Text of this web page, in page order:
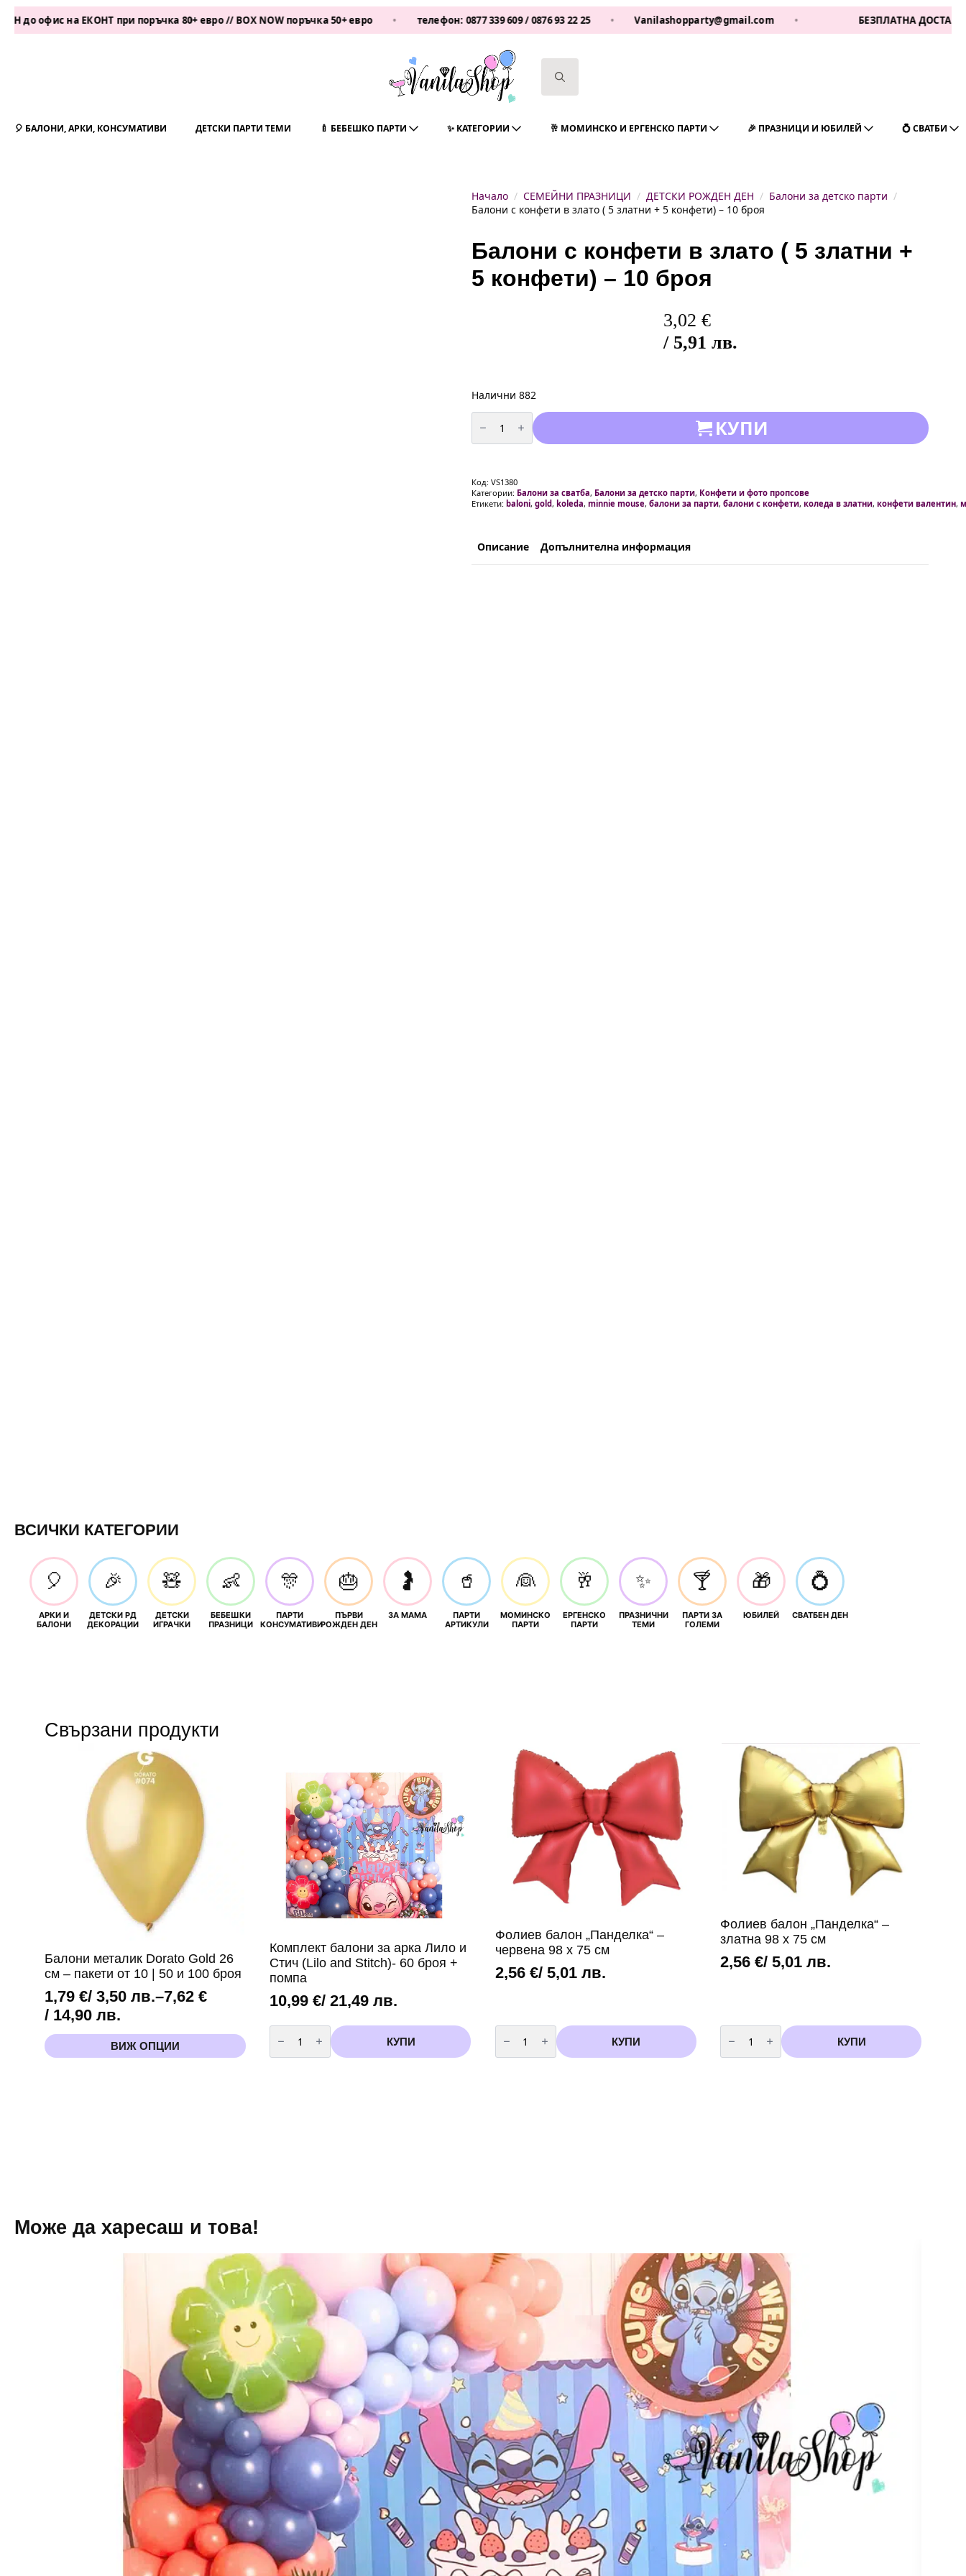
на ЕКОНТ при поръчка 80+ евро // BOX NOW поръчка 50+ евро • телефон:0877 339 609/0876 93 22 25 • Vanilashopparty@gmail.com • БЕЗПЛАТНА ДОСТАВКА ЗА 1
🎈 БАЛОНИ, АРКИ, КОНСУМАТИВИ ДЕТСКИ ПАРТИ ТЕМИ 🍼 БЕБЕШКО ПАРТИ ✨ КАТЕГОРИИ 🥂 МОМИНСКО И ЕРГЕНСКО ПАРТИ 🎉 ПРАЗНИЦИ И ЮБИЛЕЙ 💍 СВАТБИ
Начало СЕМЕЙНИ ПРАЗНИЦИ ДЕТСКИ РОЖДЕН ДЕН
Балони за детско парти
Балони с конфети в злато ( 5 златни + 5 конфети) – 10 броя
Балони с конфети в злато ( 5 златни +
5 конфети) – 10 броя
3,02 €
/ 5,91 лв.
Налични 882
количество
за
Балони
с
злато
(
5
златни
КУПИ
Код: VS1380
Категории: Балони за сватба, Балони за детско парти, Конфети и фото пропсове
Етикети: baloni, gold, koleda, minnie mouse, балони за парти, балони с конфети, коледа в златни, конфети валентин,
Описание Допълнителна информация
ВСИЧКИ КАТЕГОРИИ
🎈
АРКИ И
БАЛОНИ
🎉
ДЕТСКИ РД
ДЕКОРАЦИИ
🧸
ДЕТСКИ
ИГРАЧКИ
👶
БЕБЕШКИ
ПРАЗНИЦИ
🎊
ПАРТИ
КОНСУМАТИВИ
🎂
ПЪРВИ
РОЖДЕН ДЕН
🤰
ЗА МАМА
🥤
ПАРТИ
АРТИКУЛИ
👰
МОМИНСКО
ПАРТИ
🥂
ЕРГЕНСКО
ПАРТИ
✨
ПРАЗНИЧНИ
ТЕМИ
🍸
ПАРТИ ЗА
ГОЛЕМИ
🎁
ЮБИЛЕЙ
💍
СВАТБЕН ДЕН
Свързани продукти
Балони металик Dorato Gold 26
см – пакети от 10 | 50 и 100 броя
1,79 €/ 3,50 лв.–7,62 €
/ 14,90 лв.
Price
range:
1,79 €
ВИЖ ОПЦИИ
This
product
Комплект балони за арка Лило и
Стич (Lilo and Stitch)- 60 броя +
помпа
10,99€/ 21,49 лв.
количество
за
Комплект
балони
КУПИ
Фолиев балон „Панделка“ –
червена 98 х 75 см
2,56 €/ 5,01 лв.
количество
за
Фолиев
балон
КУПИ
Фолиев балон „Панделка“ –
златна 98 х 75 см
2,56€/ 5,01 лв.
количество
за
Фолиев
балон
КУПИ
Може да харесаш и това!